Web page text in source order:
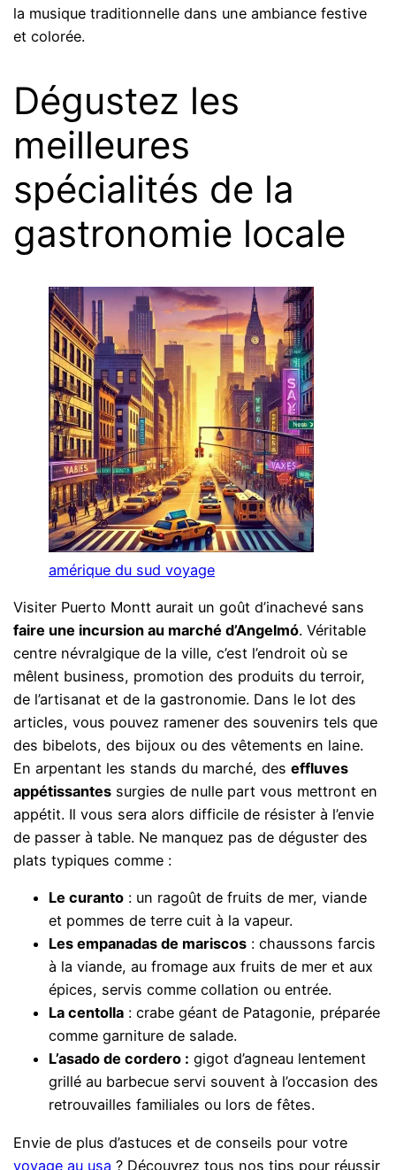
la musique traditionnelle dans une ambiance festive
et colorée.
Dégustez les
meilleures
spécialités de la
gastronomie locale
amérique du sud voyage
Visiter Puerto Montt aurait un goût d’inachevé sans
faire une incursion au marché d’Angelmó. Véritable
centre névralgique de la ville, c’est l’endroit où se
mêlent business, promotion des produits du terroir,
de l’artisanat et de la gastronomie. Dans le lot des
articles, vous pouvez ramener des souvenirs tels que
des bibelots, des bijoux ou des vêtements en laine.
En arpentant les stands du marché, deseffluves
appétissantes surgies de nulle part vous mettront en
appétit. Il vous sera alors difficile de résister à l’envie
de passer à table. Ne manquez pas de déguster des
plats typiques comme :
Le curanto : un ragoût de fruits de mer, viande
et pommes de terre cuit à la vapeur.
Les empanadas de mariscos : chaussons farcis
à la viande, au fromage aux fruits de mer et aux
épices, servis comme collation ou entrée.
La centolla : crabe géant de Patagonie, préparée
comme garniture de salade.
L’asado de cordero : gigot d’agneau lentement
grillé au barbecue servi souvent à l’occasion des
retrouvailles familiales ou lors de fêtes.
Envie de plus d’astuces et de conseils pour votre
voyage au usa ? Découvrez tous nos tips pour réussir